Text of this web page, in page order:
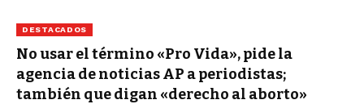
DESTACADOS
No usar el término «Pro Vida», pide la
agencia de noticias AP a periodistas;
también que digan «derecho al aborto»